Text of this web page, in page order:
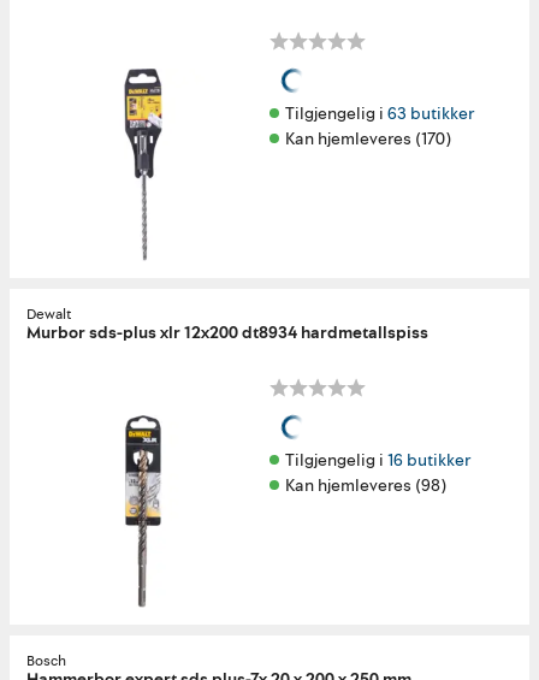
Tilgjengelig i 63 butikker
Kan hjemleveres (170)
Dewalt
Murbor sds-plus xlr 12x200 dt8934 hardmetallspiss
Tilgjengelig i 16 butikker
Kan hjemleveres (98)
Bosch